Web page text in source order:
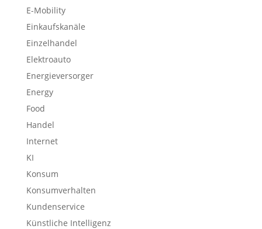
E-Mobility
Einkaufskanäle
Einzelhandel
Elektroauto
Energieversorger
Energy
Food
Handel
Internet
KI
Konsum
Konsumverhalten
Kundenservice
Künstliche Intelligenz